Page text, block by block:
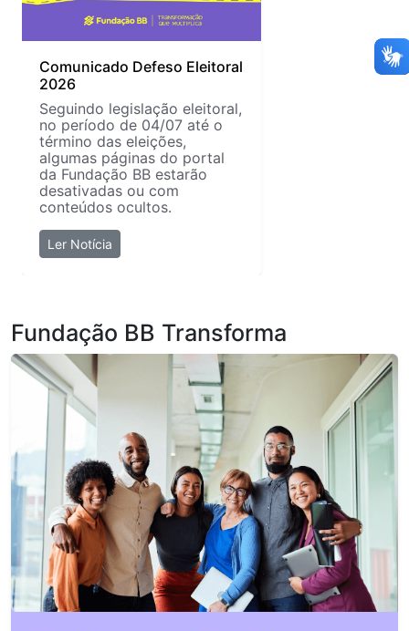
Comunicado Defeso Eleitoral
2026
Seguindo legislação eleitoral,
no período de 04/07 até o
término das eleições,
algumas páginas do portal
da Fundação BB estarão
desativadas ou com
conteúdos ocultos.
Ler Notícia
Fundação BB Transforma